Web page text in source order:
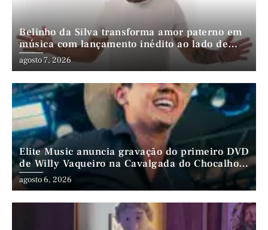
Belinho da Silva transforma amor paterno em
música com lançamento inédito ao lado de
André da Mata e Mateus Farias
agosto 7, 2026
Elite Music anuncia gravação do primeiro DVD
de Willy Vaqueiro na Cavalgada do Chocalho
(PE)
agosto 6, 2026